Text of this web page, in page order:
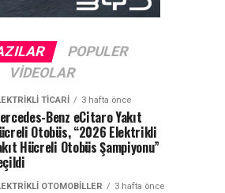
POPULER
VIDEOLAR
TICARI 3 hafta önce
Benz eCitaro Yakıt
Otobüs, “2026 Elektrikli
Hücreli Otobüs Şampiyonu”
OTOMOBILLER 3 hafta önce